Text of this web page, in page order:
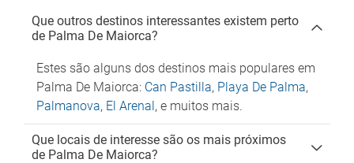
Que outros destinos interessantes existem perto
de Palma De Maiorca?
Estes são alguns dos destinos mais populares em
Palma De Maiorca: Can Pastilla, Playa De Palma,
Palmanova, El Arenal, e muitos mais.
Que locais de interesse são os mais próximos
de Palma De Maiorca?